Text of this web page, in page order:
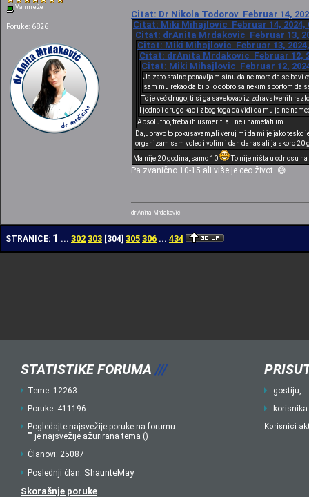
Van mreže
Poruke: 6826
Citat: Dr Nikola Todorov Februar 14,
Citat: Miki Mihajlovic Februar 14, 2024,
Citat: drAnita Mrdakovic Februar 13,
Citat: Miki Mihajlovic Februar 13, 2024,
Citat: drAnita Mrdakovic Februar 12,
Citat: Miki Mihajlovic Februar 12,
Ja zato stalno ponavljam sinu da ne mora da se bavi
sam mu rekao da bi bilo dobro sa nekim sportom da
To je već drugo, ti si ga savetovao iz zdravstvenih
I jedno i drugo kao i zbog toga da vidi da mu ja ne
Apsolutno, treba ih usmeriti ali ne i nametati im.
Da,upravo to pokusavam,ali veruj mi da mi je jako
organizam sam voleo i volim i dan danas ali ja skoro
Ma nije 20 godina, samo 10
To nije ništa u odnosu
Pa zvanično 10-15 ali više je ceo život. 😅
dr Anita Mrdaković
STRANICE: 1 ... 302 303 [304] 305 306 ... 434
STATISTIKE FORUMA ///
Teme: 12263
Poruke: 411196
Pogledajte najsvežije poruke na forumu.
"" je najsvežije ažurirana tema ()
Članovi: 25087
Poslednji član: ShaunteMay
Skorašnje poruke
gostiju,
korisnika
Korisnici